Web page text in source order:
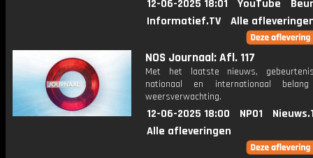
12-06-2025 18:01 YouTube
Informatief.TV
Alle
NOS Journaal: Afl. 117
Met het laatste nieuws,
nationaal en internationaal
weersverwachting.
12-06-2025 18:00 NPO1
Alle afleveringen